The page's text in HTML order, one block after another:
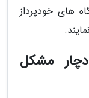
های خودپرداز
مشکل